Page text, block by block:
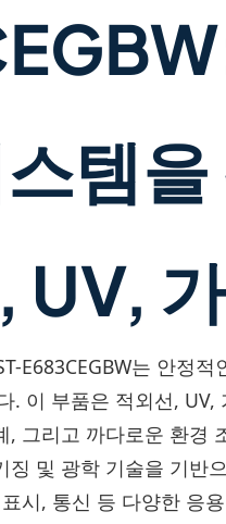
템
UV,
E683CEGBW는 안정
. 이 부품은 적외선,
, 그리고 까다로운 환경
및 광학 기술을 기반
시, 통신 등 다양한 응